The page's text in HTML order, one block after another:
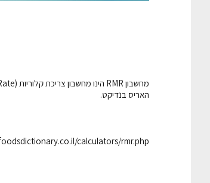
האריס בנדיקט.
calculators/rmr.php